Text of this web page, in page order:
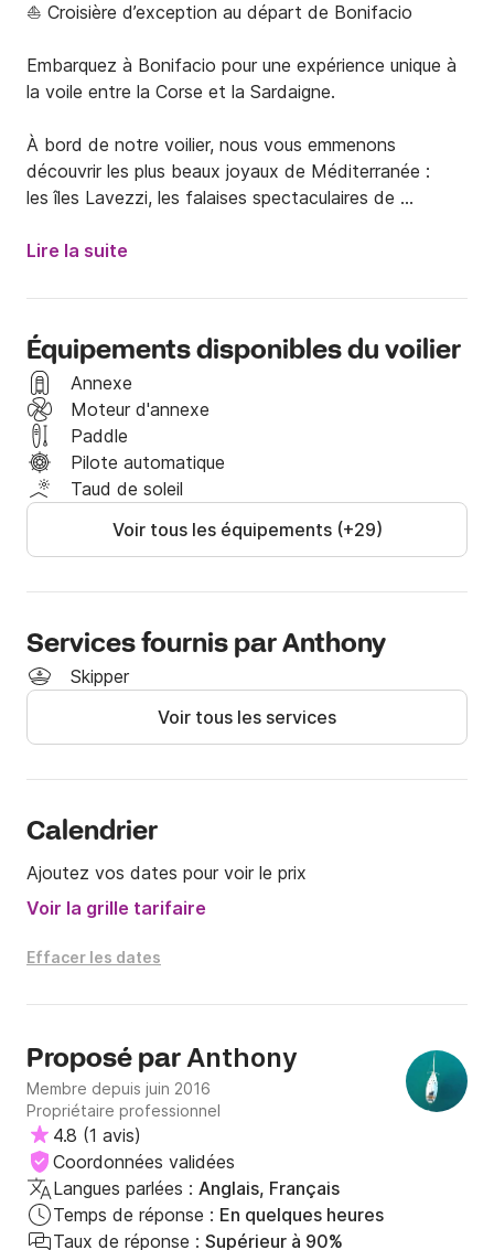
⛵ Croisière d’exception au départ de Bonifacio
Embarquez à Bonifacio pour une expérience unique à
la voile entre la Corse et la Sardaigne.
À bord de notre voilier, nous vous emmenons
découvrir les plus beaux joyaux de Méditerranée :
les îles Lavezzi, les falaises spectaculaires de
selon la météo, les eaux turquoise de la Sardaigne.
Chaque navigation est pensée sur mesure, selon vos
envies et les conditions du jour.
🌴 Journée en mer
Jusqu’à 10 personnes à bord
Navigation vers les îles Lavezzi et criques accessibles
Une journée rythmée entre navigation, pauses
baignade et découverte des plus beaux paysages du
🌅 Croisière plusieurs jours (expérience premium)
Pour les séjours de plusieurs jours, nous limitons
personnes afin de garantir confort, intimité et qualité
d’expérience.
Au programme :
Nuits au mouillage sous les étoiles
Escales dans des villages authentiques
Participation à la navigation pour ceux qui le
souhaitent
Lire la suite
Équipements disponibles du voilier
Annexe
Moteur d'annexe
Paddle
Pilote automatique
Taud de soleil
Voir tous les équipements (+29)
Services fournis par Anthony
Skipper
Voir tous les services
Calendrier
Ajoutez vos dates pour voir le prix
Voir la grille tarifaire
Effacer les dates
Proposé parAnthony
Membre depuis juin 2016
Propriétaire professionnel
4.8 (1 avis)
Coordonnées validées
Langues parlées : Anglais, Français
Temps de réponse : En quelques heures
Taux de réponse : Supérieur à 90%